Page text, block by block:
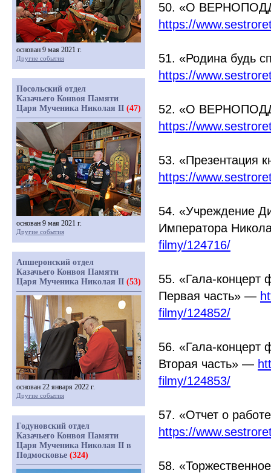
50. «О
https://
51. «Родина будь
https://
52. «О
https://
53. «Презентация
https://
54. «Учреждение
Императора
filmy/124716/
55. «Гала-концерт
Первая часть» —
filmy/124852/
56. «Гала-концерт
Вторая часть» —
filmy/124853/
57. «Отчет о
https://
58. «Торжественное
основан 9 мая 2021 г.
Другие события
Посольский отдел
Казачьего Конвоя Памяти
Царя Мученика Николая II (47)
основан 9 мая 2021 г.
Другие события
Апшеронский отдел
Казачьего Конвоя Памяти
Царя Мученика Николая II (53)
основан 22 января 2022 г.
Другие события
Годуновский отдел
Казачьего Конвоя Памяти
Царя Мученика Николая II в
Подмосковье (324)